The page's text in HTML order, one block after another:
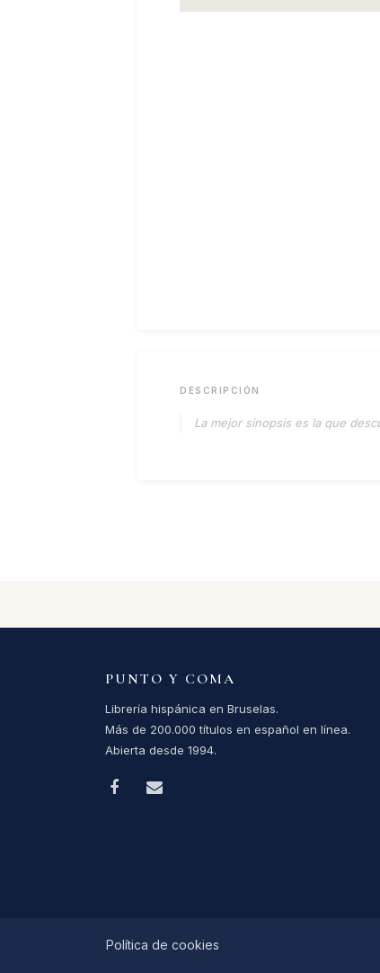
DESCRIPCIÓN
La mejor sinopsis es la que
PUNTO Y COMA
Librería hispánica en Bruselas.
Más de 200.000 títulos en español en línea.
Abierta desde 1994.
Política de cookies